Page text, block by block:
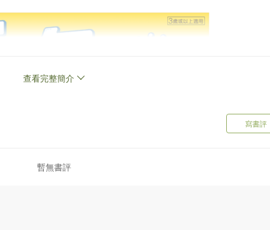
查看完整簡介
寫書評
暫無書評